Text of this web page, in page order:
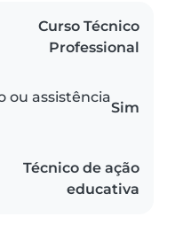
Curso Técnico
Professional
ou assistência
Sim
Técnico de ação
educativa